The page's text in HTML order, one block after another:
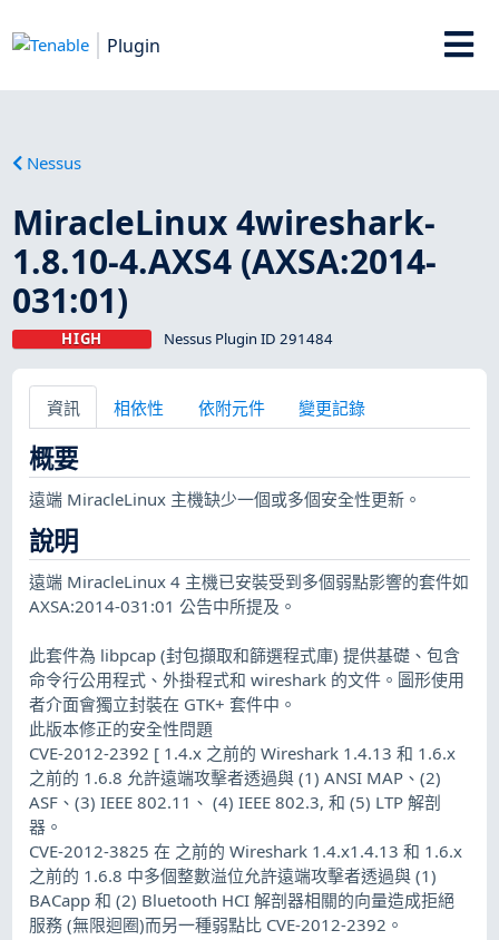
Plugin
Nessus
MiracleLinux 4wireshark-
1.8.10-4.AXS4 (AXSA:2014-
031:01)
HIGH Nessus Plugin ID 291484
資訊 相依性 依附元件 變更記錄
概要
遠端 MiracleLinux 主機缺少一個或多個安全性更新。
說明
遠端 MiracleLinux 4 主機已安裝受到多個弱點影響的套件如
AXSA:2014-031:01 公告中所提及。
此套件為 libpcap (封包擷取和篩選程式庫) 提供基礎、包含
命令行公用程式、外掛程式和 wireshark 的文件。圖形使用
者介面會獨立封裝在 GTK+ 套件中。
此版本修正的安全性問題
CVE-2012-2392 [ 1.4.x 之前的 Wireshark 1.4.13 和 1.6.x
之前的 1.6.8 允許遠端攻擊者透過與 (1) ANSI MAP、(2)
ASF、(3) IEEE 802.11、 (4) IEEE 802.3, 和 (5) LTP 解剖
器。
CVE-2012-3825 在 之前的 Wireshark 1.4.x1.4.13 和 1.6.x
之前的 1.6.8 中多個整數溢位允許遠端攻擊者透過與 (1)
BACapp 和 (2) Bluetooth HCI 解剖器相關的向量造成拒絕
服務 (無限迴圈)而另一種弱點比 CVE-2012-2392。